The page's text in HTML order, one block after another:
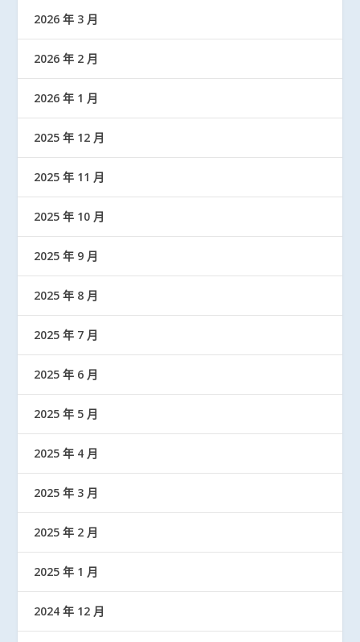
2026 年 3 月
2026 年 2 月
2026 年 1 月
2025 年 12 月
2025 年 11 月
2025 年 10 月
2025 年 9 月
2025 年 8 月
2025 年 7 月
2025 年 6 月
2025 年 5 月
2025 年 4 月
2025 年 3 月
2025 年 2 月
2025 年 1 月
2024 年 12 月